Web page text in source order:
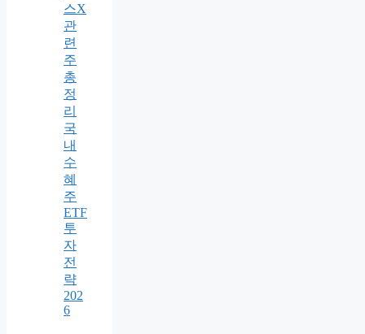
스X
관
련
주
총
정
리
국
내
수
혜
주
ETF
투
자
전
략
202
6